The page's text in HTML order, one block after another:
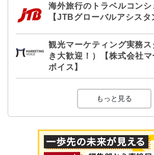
海外旅行のトラベルコン
【JTBグローバルアシスタ
観光マーケティング実務
き大歓迎！）【株式会社マ
ボイス】
もっと見る